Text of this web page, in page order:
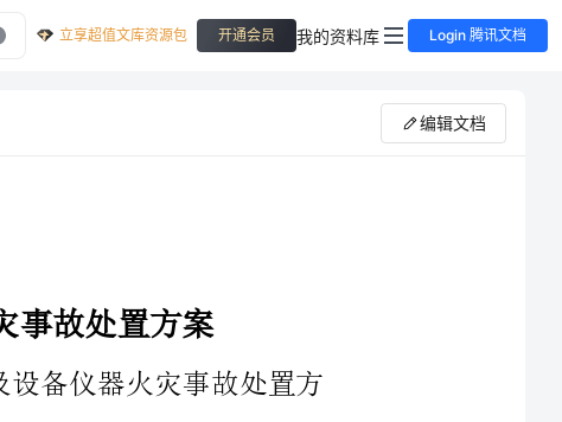
立享超值文库资源包 开通会员 我的资料库 Login 腾讯文档
编辑文档